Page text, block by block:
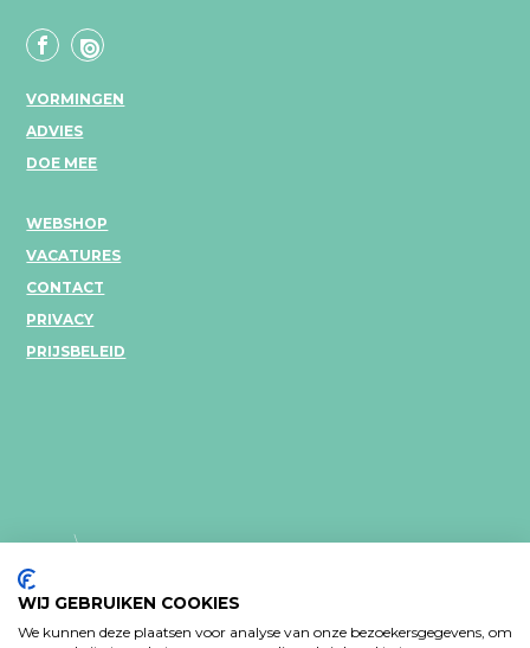
VORMINGEN
ADVIES
DOE MEE
WEBSHOP
VACATURES
CONTACT
PRIVACY
PRIJSBELEID
WIJ GEBRUIKEN COOKIES
We kunnen deze plaatsen voor analyse van onze bezoekersgegevens, om